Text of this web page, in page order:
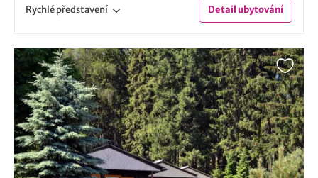
Rychlépředstavení Detailubytování